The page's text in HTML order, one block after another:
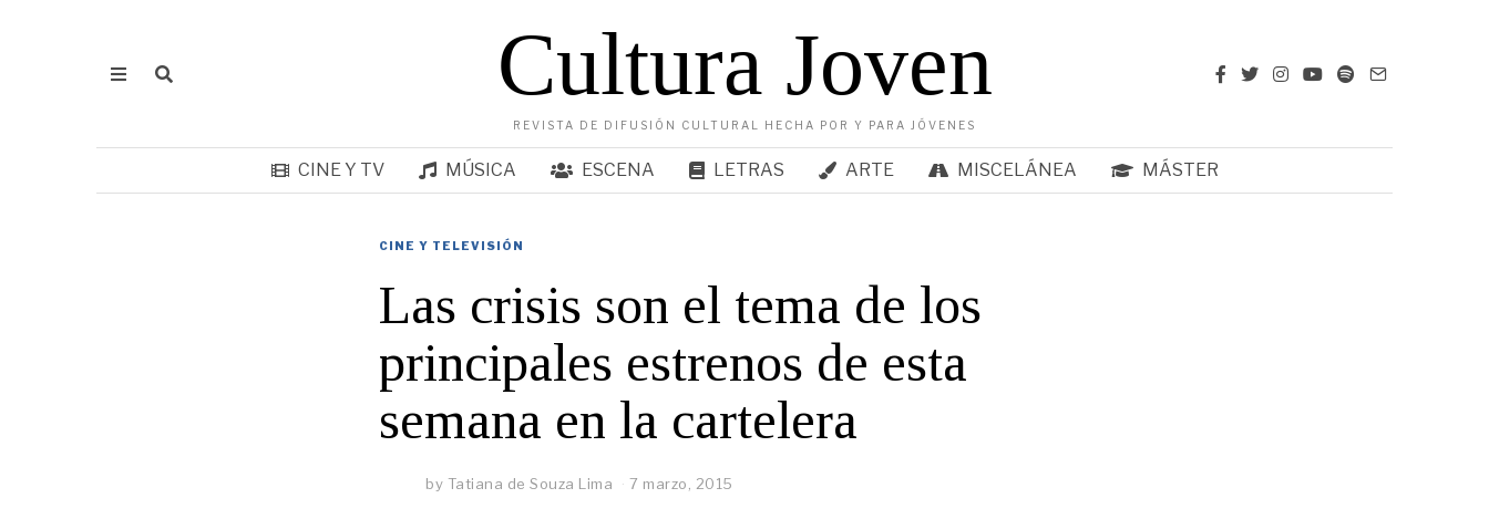
Cultura Joven
REVISTA DE DIFUSIÓN CULTURAL HECHA POR Y PARA JÓVENES
CINE Y TV MÚSICA ESCENA LETRAS ARTE MISCELÁNEA MÁSTER
CINE Y TELEVISIÓN
Las crisis son el tema de los
principales estrenos de esta
semana en la cartelera
by Tatiana de Souza Lima 7 marzo, 2015